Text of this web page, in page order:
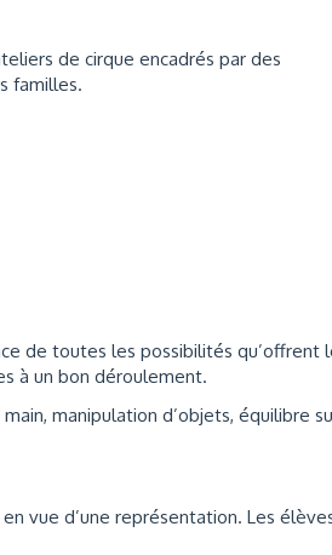
de cirque encadrés par des
familles.
de toutes les possibilités qu’offrent
à un bon déroulement.
manipulation d’objets, équilibre
vue d’une représentation. Les